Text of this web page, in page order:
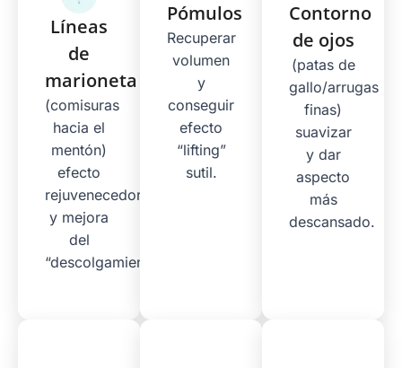
Líneas
de
marioneta
(comisuras
hacia el
mentón)
efecto
rejuvenecedor
y mejora
del
“descolgamiento”.
Pómulos
Recuperar
volumen
y
conseguir
efecto
“lifting”
sutil.
Contorno
de ojos
(patas de
gallo/arrugas
finas)
suavizar
y dar
aspecto
más
descansado.